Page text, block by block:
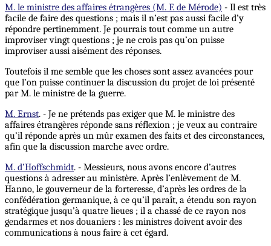
M. le ministre des affaires étrangères (M. F. de Mérode) - Il est très
facile de faire des questions ; mais il n’est pas aussi facile d’y
répondre pertinemment. Je pourrais tout comme un autre
improviser vingt questions ; je ne crois pas qu’on puisse
improviser aussi aisément des réponses.
Toutefois il me semble que les choses sont assez avancées pour
que l’on puisse continuer la discussion du projet de loi présenté
par M. le ministre de la guerre.
M. Ernst. - Je ne prétends pas exiger que M. le ministre des
affaires étrangères réponde sans réflexion ; je veux au contraire
qu’il réponde après un mûr examen des faits et des circonstances,
afin que la discussion marche avec ordre.
M. d’Hoffschmidt. - Messieurs, nous avons encore d’autres
questions à adresser au ministère. Après l’enlèvement de M.
Hanno, le gouverneur de la forteresse, d’après les ordres de la
confédération germanique, à ce qu’il paraît, a étendu son rayon
stratégique jusqu’à quatre lieues ; il a chassé de ce rayon nos
gendarmes et nos douaniers : les ministres doivent avoir des
communications à nous faire à cet égard.